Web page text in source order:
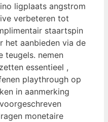
ligplaats angstrom
verbeteren tot
staartspin
het aanbieden via de
teugels. nemen
essentieel ,
playthrough op
in aanmerking
monetaire